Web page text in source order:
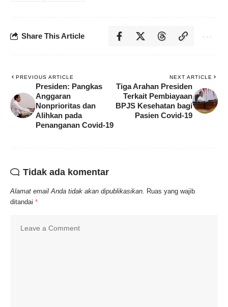
Share This Article
PREVIOUS ARTICLE
Presiden: Pangkas
Anggaran
Nonprioritas dan
Alihkan pada
Penanganan Covid-19
NEXT ARTICLE
Tiga Arahan Presiden
Terkait Pembiayaan
BPJS Kesehatan bagi
Pasien Covid-19
Tidak ada komentar
Alamat email Anda tidak akan dipublikasikan. Ruas yang wajib
ditandai *